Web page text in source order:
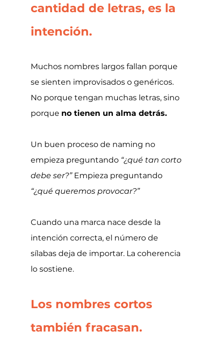
cantidad de letras, es la
intención.
Muchos nombres largos fallan porque
se sienten improvisados o genéricos.
No porque tengan muchas letras, sino
porque no tienen un alma detrás.
Un buen proceso de naming no
empieza preguntando “¿qué tan corto
debe ser?” Empieza preguntando
“¿qué queremos provocar?”
Cuando una marca nace desde la
intención correcta, el número de
sílabas deja de importar. La coherencia
lo sostiene.
Los nombres cortos
también fracasan.